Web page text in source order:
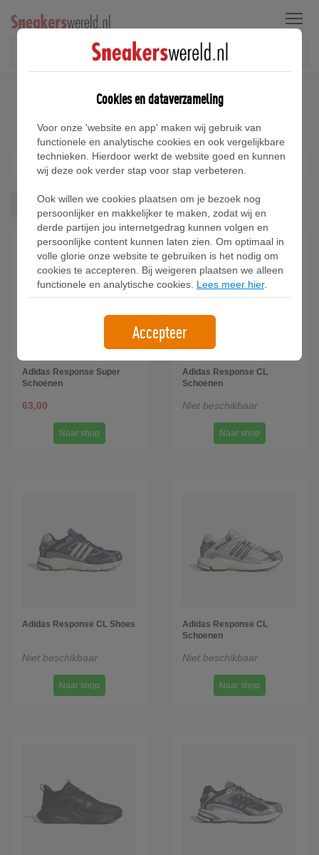
Menu
Adidas Response Sneakers
Response Wis alles
Adidas Response Super
Schoenen
63,00
Naar shop
Adidas Response CL
Schoenen
Niet beschikbaar
Naar shop
Adidas Response CL Shoes
Niet beschikbaar
Naar shop
Adidas Response CL
Schoenen
Niet beschikbaar
Naar shop
Cookies en dataverzameling
Voor onze 'website en app' maken wij gebruik van
functionele en analytische cookies en ook vergelijkbare
technieken. Hierdoor werkt de website goed en kunnen
wij deze ook verder stap voor stap verbeteren.
Ook willen we cookies plaatsen om je bezoek nog
persoonlijker en makkelijker te maken, zodat wij en
derde partijen jou internetgedrag kunnen volgen en
persoonlijke content kunnen laten zien. Om optimaal in
volle glorie onze website te gebruiken is het nodig om
cookies te accepteren. Bij weigeren plaatsen we alleen
functionele en analytische cookies. Lees meer hier.
Accepteer